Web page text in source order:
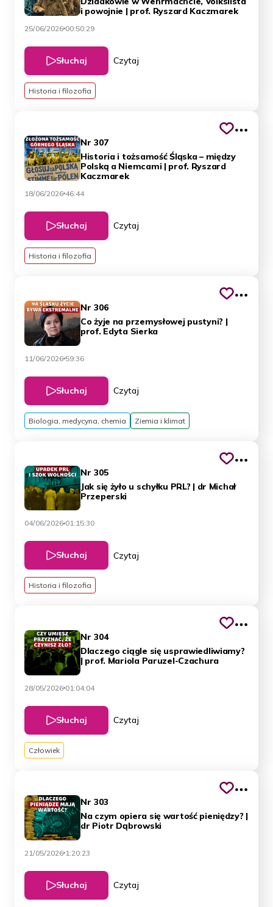
i powojnie | prof. Ryszard Kaczmarek
25/06/2026 00:50:29
Słuchaj Czytaj
Historia i filozofia
Nr 307
Historia i tożsamość Śląska – między
Polską a Niemcami | prof. Ryszard
Kaczmarek
18/06/2026 46:44
Słuchaj Czytaj
Historia i filozofia
Nr 306
Co żyje na przemysłowej pustyni? |
prof. Edyta Sierka
11/06/2026 59:36
Słuchaj Czytaj
Biologia, medycyna, chemia Ziemia i klimat
Nr 305
Jak się żyło u schyłku PRL? | dr Michał
Przeperski
04/06/2026 01:15:30
Słuchaj Czytaj
Historia i filozofia
Nr 304
Dlaczego ciągle się usprawiedliwiamy?
| prof. Mariola Paruzel-Czachura
28/05/2026 01:04:04
Słuchaj Czytaj
Człowiek
Nr 303
Na czym opiera się wartość pieniędzy? |
dr Piotr Dąbrowski
21/05/2026 1:20:23
Słuchaj Czytaj